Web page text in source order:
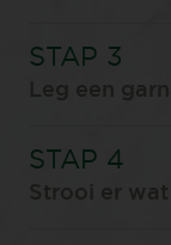
Leg een
Strooi er